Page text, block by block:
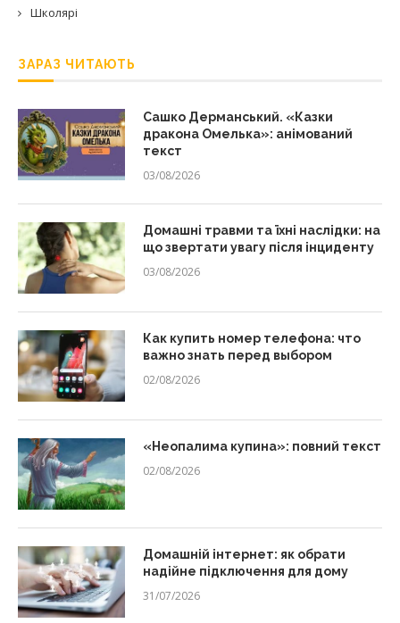
Школярі
ЗАРАЗ ЧИТАЮТЬ
Сашко Дерманський. «Казки
дракона Омелька»: анімований
текст
03/08/2026
Домашні травми та їхні наслідки: на
що звертати увагу після інциденту
03/08/2026
Как купить номер телефона: что
важно знать перед выбором
02/08/2026
«Неопалима купина»: повний текст
02/08/2026
Домашній інтернет: як обрати
надійне підключення для дому
31/07/2026